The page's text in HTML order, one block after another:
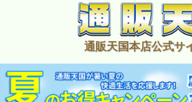
通販天国本店公式サ